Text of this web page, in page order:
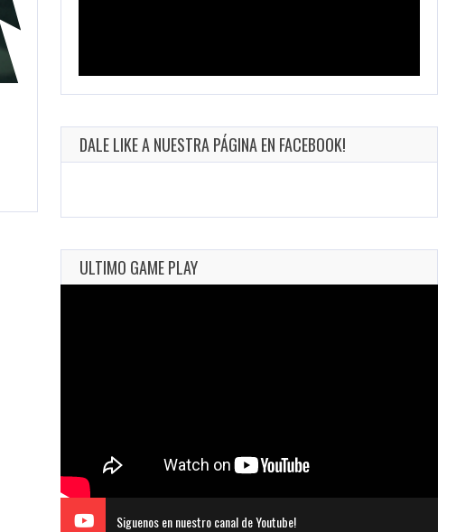
DALE LIKE A NUESTRA PÁGINA EN FACEBOOK!
ULTIMO GAME PLAY
Siguenos en nuestro canal de Youtube!